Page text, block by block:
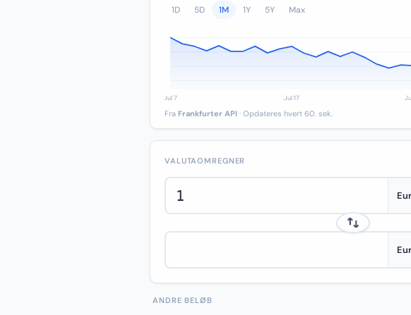
1D 5D 1M 1Y 5Y Max
Fra Frankfurter API · Opdateres hvert 60. sek.
VALUTAOMREGNER
ANDRE BELØB